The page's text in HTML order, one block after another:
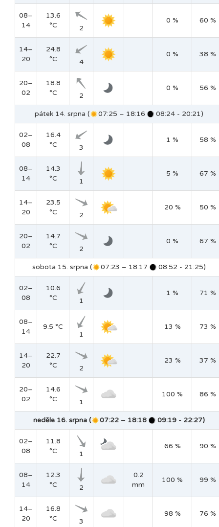
08–
14
13.6
°C
2
0 % 60 %
14–
20
24.8
°C
4
0 % 38 %
20–
02
18.8
°C
2
0 % 56 %
pátek 14. srpna ( 07:25 – 18:16 08:24 - 20:21)
02–
08
16.4
°C
3
1 % 58 %
08–
14
14.3
°C
1
5 % 67 %
14–
20
23.5
°C
2
20 % 50 %
20–
02
14.7
°C
2
0 % 67 %
sobota 15. srpna ( 07:23 – 18:17 08:52 - 21:25)
02–
08
10.6
°C
1
1 % 71 %
08–
14
9.5 °C
1
13 % 73 %
14–
20
22.7
°C
2
23 % 37 %
20–
02
14.6
°C
1
100 % 86 %
neděle 16. srpna ( 07:22 – 18:18 09:19 - 22:27)
02–
08
11.8
°C
1
66 % 90 %
08–
14
12.3
°C
2
0.2
mm
100 % 99 %
14–
20
16.8
°C
3
98 % 76 %